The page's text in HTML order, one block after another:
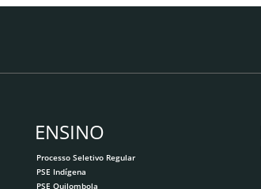
ENSINO
Processo Seletivo Regular
PSE Indígena
PSE Quilombola